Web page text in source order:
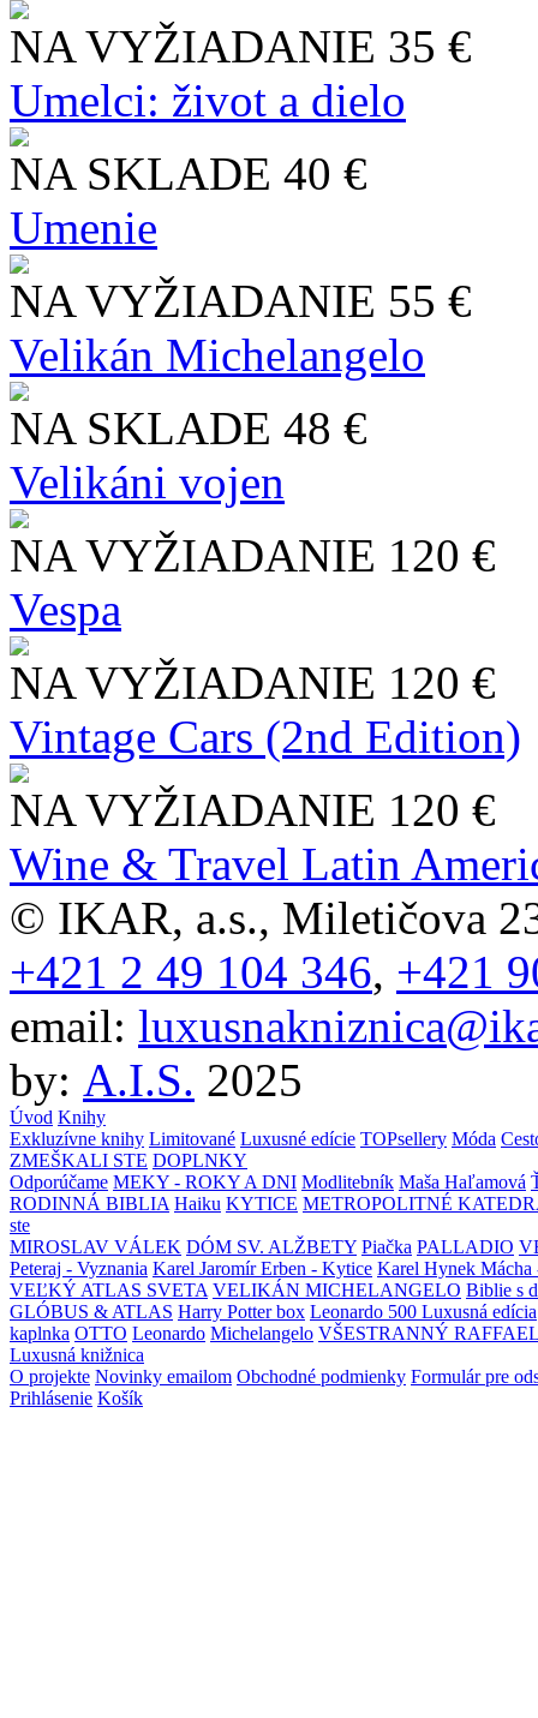
NA VYŽIADANIE 35 €
Umelci: život a dielo
NA SKLADE 40 €
Umenie
NA VYŽIADANIE 55 €
Velikán Michelangelo
NA SKLADE 48 €
Velikáni vojen
NA VYŽIADANIE 120 €
Vespa
NA VYŽIADANIE 120 €
Vintage Cars (2nd Edition)
NA VYŽIADANIE 120 €
Wine & Travel Latin
© IKAR, a.s., Miletičova
+421 2 49 104 346, +421
email:
by: A.I.S. 2025
Úvod Knihy
Exkluzívne knihy Limitované Luxusné edície TOPsellery Móda
ZMEŠKALI STE DOPLNKY
Odporúčame MEKY - ROKY A DNI Modlitebník Maša Haľamová
RODINNÁ BIBLIA Haiku KYTICE METROPOLITNÉ
ste
MIROSLAV VÁLEK DÓM SV. ALŽBETY Piačka PALLADIO
Peteraj - Vyznania Karel Jaromír Erben - Kytice Karel Hynek Mácha
VEĽKÝ ATLAS SVETA VELIKÁN MICHELANGELO Biblie s
GLÓBUS & ATLAS Harry Potter box Leonardo 500 Luxusná edícia
kaplnka OTTO Leonardo Michelangelo VŠESTRANNÝ
Luxusná knižnica
O projekte Novinky emailom Obchodné podmienky Formulár pre
Prihlásenie Košík